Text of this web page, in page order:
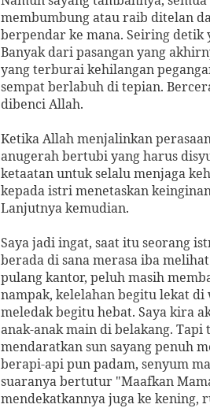
membumbung atau raib ditelan
berpendar ke mana. Seiring detik
Banyak dari pasangan yang
yang terburai kehilangan
sempat berlabuh di tepian.
dibenci Allah.
Ketika Allah menjalinkan
anugerah bertubi yang harus
ketaatan untuk selalu menjaga
kepada istri menetaskan
Lanjutnya kemudian.
Saya jadi ingat, saat itu seorang
berada di sana merasa iba
pulang kantor, peluh masih
nampak, kelelahan begitu lekat
meledak begitu hebat. Saya kira
anak-anak main di belakang.
mendaratkan sun sayang penuh
berapi-api pun padam, senyum
suaranya bertutur "Maafkan
mendekatkannya juga ke kening,